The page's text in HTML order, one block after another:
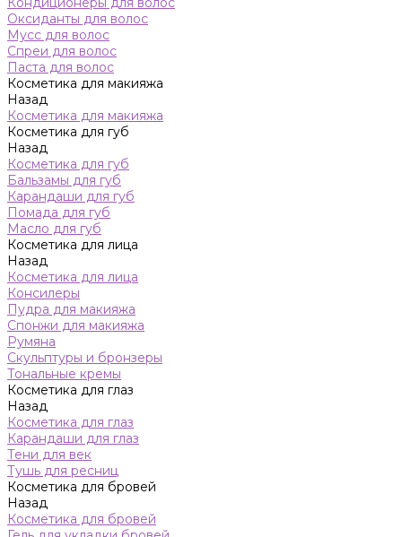
Оксиданты для волос
Мусс для волос
Спреи для волос
Паста для волос
Косметика для макияжа
Назад
Косметика для макияжа
Косметика для губ
Назад
Косметика для губ
Бальзамы для губ
Карандаши для губ
Помада для губ
Масло для губ
Косметика для лица
Назад
Косметика для лица
Консилеры
Пудра для макияжа
Спонжи для макияжа
Румяна
Скульптуры и бронзеры
Тональные кремы
Косметика для глаз
Назад
Косметика для глаз
Карандаши для глаз
Тени для век
Тушь для ресниц
Косметика для бровей
Назад
Косметика для бровей